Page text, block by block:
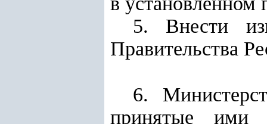
5. Внести
Правительства
6.
принятые ими